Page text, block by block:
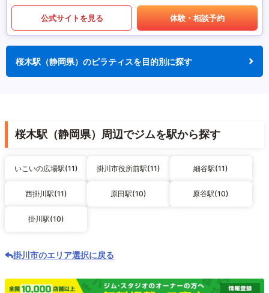
公式サイトを見る 体験・相談予約
桜木駅（静岡県）のピラティスを目的別に探す
桜木駅（静岡県）周辺でジムを駅から探す
いこいの広場駅(11) 掛川市役所前駅(11) 細谷駅(11)
西掛川駅(11) 原田駅(10) 原谷駅(10)
掛川駅(10)
掛川市のエリア選択に戻る